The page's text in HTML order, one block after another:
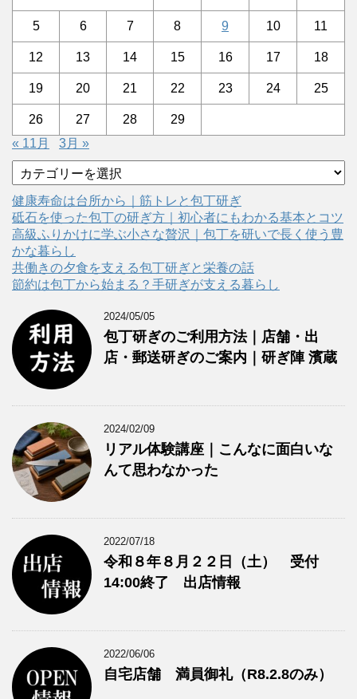
5 6 7 8 9 10 11
12 13 14 15 16 17 18
19 20 21 22 23 24 25
26 27 28
29
« 11月
3月 »
テ
ゴ
リ
ー
健康寿命は台所から｜筋トレと包丁研ぎ
砥石を使った包丁の研ぎ方｜初心者にもわかる基本とコツ
高級ふりかけに学ぶ小さな贅沢｜包丁を研いで長く使う豊
かな暮らし
共働きの夕食を支える包丁研ぎと栄養の話
節約は包丁から始まる？手研ぎが支える暮らし
2024/05/05
包丁研ぎのご利用方法｜店舗・出
店・郵送研ぎのご案内｜研ぎ陣 濱蔵
2024/02/09
リアル体験講座｜こんなに面白いな
んて思わなかった
2022/07/18
令和８年８月２２日（土） 受付
14:00終了 出店情報
2022/06/06
自宅店舗 満員御礼（R8.2.8のみ）